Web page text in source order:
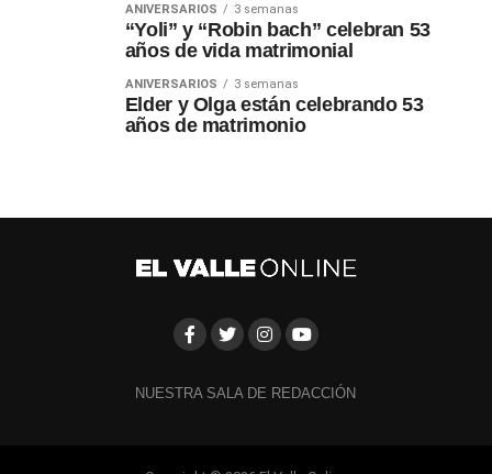
ANIVERSARIOS 3 semanas
“Yoli” y “Robin bach” celebran 53
años de vida matrimonial
ANIVERSARIOS 3 semanas
Elder y Olga están celebrando 53
años de matrimonio
NUESTRA SALA DE REDACCIÓN